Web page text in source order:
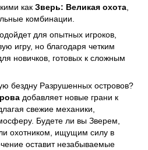
как Зверь: Великая охота,
комбинации.
для опытных игроков,
игру, но благодаря четким
новичков, готовых к сложным
бездну Разрушенных островов?
добавляет новые грани к
свежие механики,
Будете ли вы Зверем,
охотником, ищущим силу в
оставит незабываемые